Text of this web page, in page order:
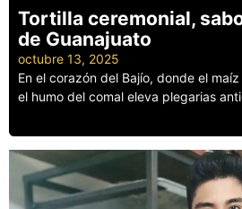
Tortilla ceremonial,
de Guanajuato
octubre 13, 2025
En el corazón del Bajío, donde el
el humo del comal eleva plegarias